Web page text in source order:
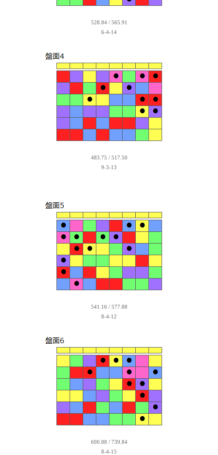
528.84 / 565.91
6-4-14
483.75 / 517.50
9-3-13
541.16 / 577.88
8-4-12
690.88 / 739.84
8-4-15